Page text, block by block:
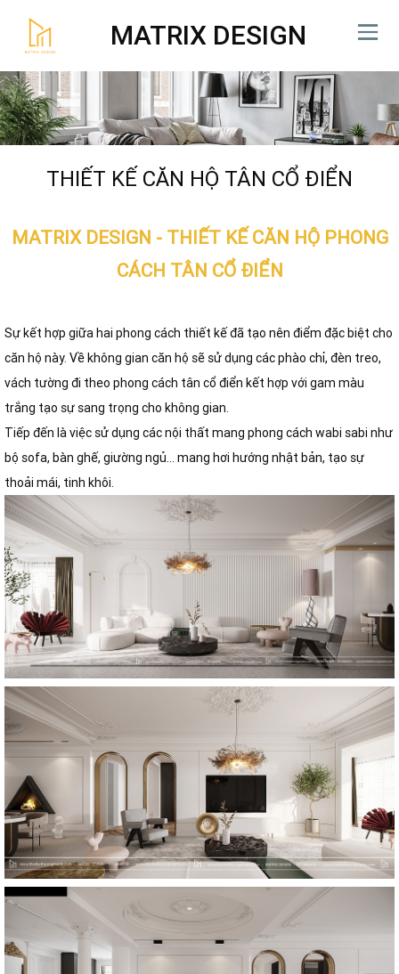
MATRIX DESIGN
THIẾT KẾ CĂN HỘ TÂN CỔ ĐIỂN
MATRIX DESIGN - THIẾT KẾ CĂN HỘ PHONG
CÁCH TÂN CỔ ĐIỂN
Sự kết hợp giữa hai phong cách thiết kế đã tạo nên điểm đặc biệt cho
căn hộ này. Về không gian căn hộ sẽ sử dụng các phào chỉ, đèn treo,
vách tường đi theo phong cách tân cổ điển kết hợp với gam màu
trắng tạo sự sang trọng cho không gian.
Tiếp đến là việc sử dụng các nội thất mang phong cách wabi sabi như
bộ sofa, bàn ghế, giường ngủ… mang hơi hướng nhật bản, tạo sự
thoải mái, tinh khôi.